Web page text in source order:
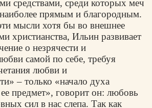
средствами, среди которых меч
наиболее прямым и благородным.
мысли хотя бы во внешнее
христианства, Ильин развивает
о незрячести и
самой по себе, требуя
любви и
– только «начало духа
предмет», говорит он: любовь
сил в нас слепа. Так как